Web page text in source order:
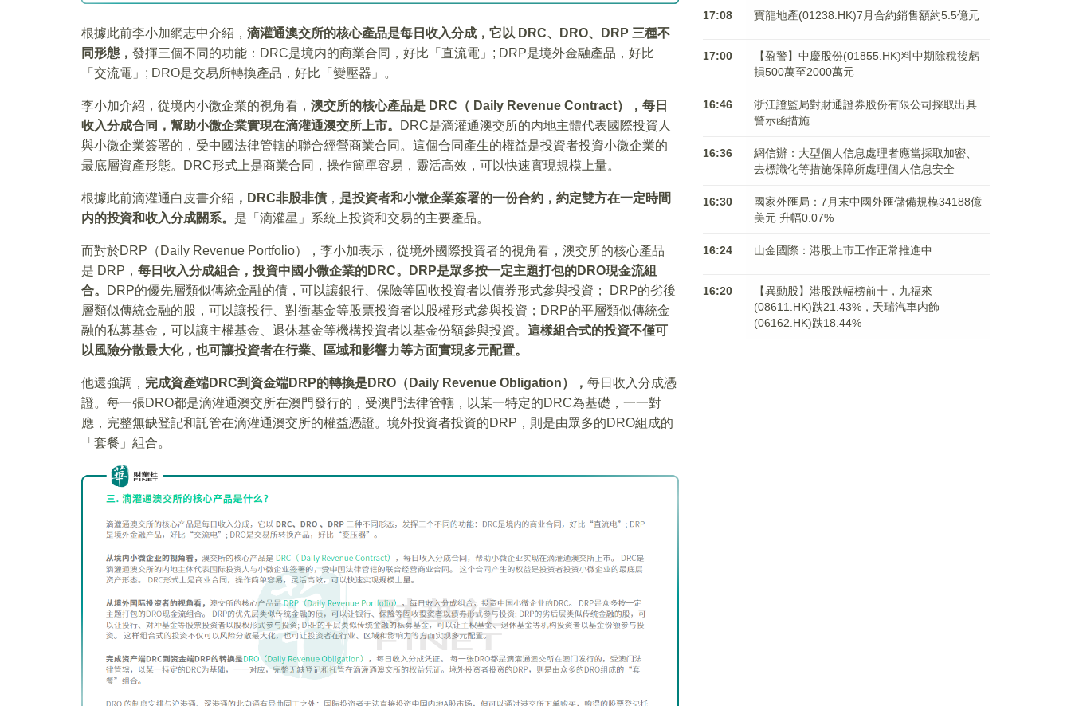
根據此前李小加網志中介紹， 滴灌通澳交所的核心產品是每日收入分成，它以 DRC、DRO、DRP 三種不
同形態， 發揮三個不同的功能：DRC是境内的商業合同，好比「直流電」; DRP是境外金融產品，好比
「交流電」; DRO是交易所轉換產品，好比「變壓器」。
李小加介紹，從境内小微企業的視角看， 澳交所的核心產品是 DRC（ Daily Revenue Contract），每日
收入分成合同，幫助小微企業實現在滴灌通澳交所上市。
DRC是滴灌通澳交所的内地主體代表國際投資人
與小微企業簽署的，受中國法律管轄的聯合經營商業合同。這個合同產生的權益是投資者投資小微企業的
最底層資產形態。DRC形式上是商業合同，操作簡單容易，靈活高效，可以快速實現規模上量。
根據此前滴灌通白皮書介紹 ，DRC非股非債 ， 是投資者和小微企業簽署的一份合約，約定雙方在一定時間
内的投資和收入分成關系。 是「滴灌星」系統上投資和交易的主要產品。
而對於DRP（Daily Revenue Portfolio），李小加表示，從境外國際投資者的視角看，澳交所的核心產品
是 DRP， 每日收入分成組合，投資中國小微企業的DRC。DRP是眾多按一定主題打包的DRO現金流組
合。
DRP的優先層類似傳統金融的債，可以讓銀行、保險等固收投資者以債券形式參與投資； DRP的劣後
層類似傳統金融的股，可以讓投行、對衝基金等股票投資者以股權形式參與投資；DRP的平層類似傳統金
融的私募基金，可以讓主權基金、退休基金等機構投資者以基金份額參與投資。 這樣組合式的投資不僅可
以風險分散最大化，也可讓投資者在行業、區域和影響力等方面實現多元配置。
他還強調， 完成資產端DRC到資金端DRP的轉換是DRO（Daily Revenue Obligation）， 每日收入分成憑
證。每一張DRO都是滴灌通澳交所在澳門發行的，受澳門法律管轄，以某一特定的DRC為基礎，一一對
應，完整無缺登記和託管在滴灌通澳交所的權益憑證。境外投資者投資的DRP，則是由眾多的DRO組成的
「套餐」組合。
17:08 寶龍地產(01238.HK)7月合約銷售額約5.5億元
17:00
【盈警】中慶股份(01855.HK)料中期除稅後虧
損500萬至2000萬元
16:46
浙江證監局對財通證券股份有限公司採取出具
警示函措施
16:36
網信辦：大型個人信息處理者應當採取加密、
去標識化等措施保障所處理個人信息安全
16:30
國家外匯局：7月末中國外匯儲備規模34188億
美元 升幅0.07%
16:24 山金國際：港股上市工作正常推進中
16:20
【異動股】港股跌幅榜前十，九福來
(08611.HK)跌21.43%，天瑞汽車内飾
(06162.HK)跌18.44%